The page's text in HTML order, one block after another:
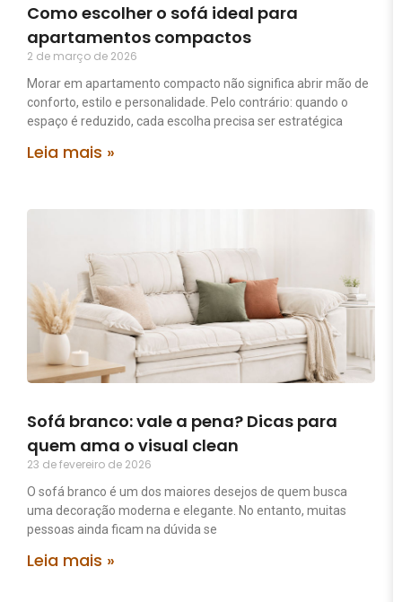
Como escolher o sofá ideal para
apartamentos compactos
2 de março de 2026
Morar em apartamento compacto não significa abrir mão de
conforto, estilo e personalidade. Pelo contrário: quando o
espaço é reduzido, cada escolha precisa ser estratégica
Leia mais »
Sofá branco: vale a pena? Dicas para
quem ama o visual clean
23 de fevereiro de 2026
O sofá branco é um dos maiores desejos de quem busca
uma decoração moderna e elegante. No entanto, muitas
pessoas ainda ficam na dúvida se
Leia mais »